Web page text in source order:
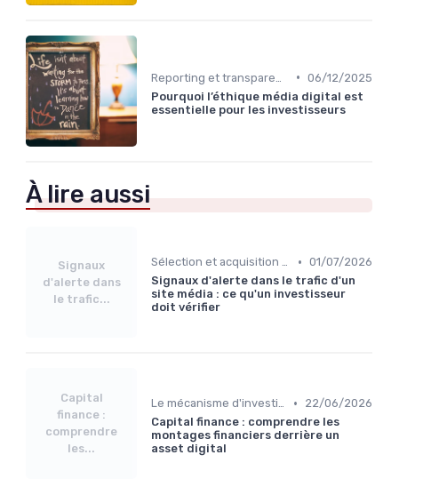
• 06/12/2025
Pourquoi l’éthique média digital est
essentielle pour les investisseurs
À lire aussi
Signaux
d'alerte dans
le trafic...
Sélection et acquisition des assets • 01/07/2026
Signaux d'alerte dans le trafic d'un
site média : ce qu'un investisseur
doit vérifier
Capital
finance :
comprendre
les...
Le mécanisme d'investissement •
22/06/2026
Capital finance : comprendre les
montages financiers derrière un
asset digital